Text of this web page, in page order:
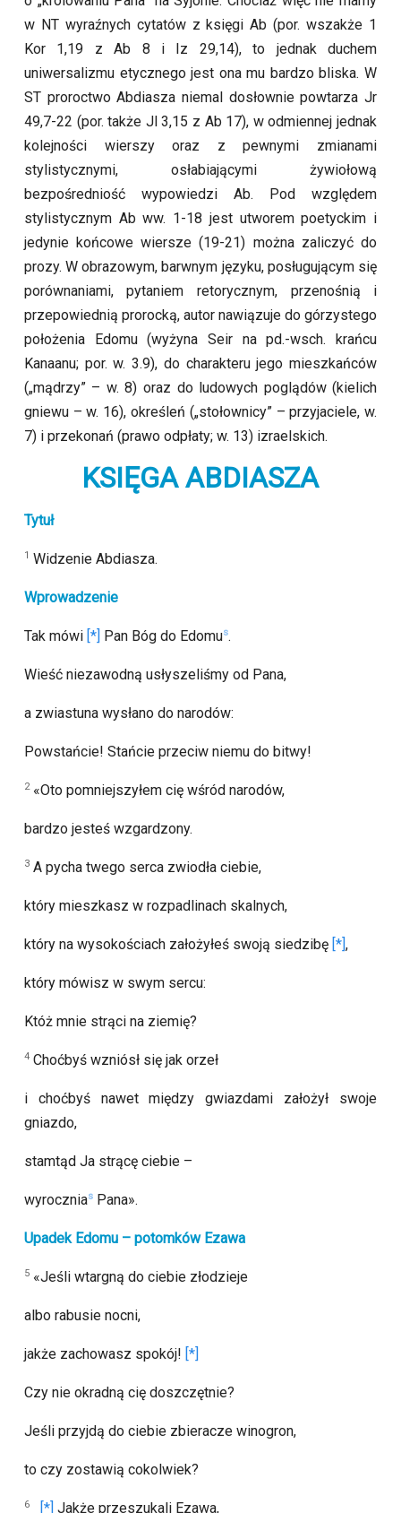
w NT wyraźnych cytatów z księgi Ab (por. wszakże 1
Kor 1,19 z Ab 8 i Iz 29,14), to jednak duchem
uniwersalizmu etycznego jest ona mu bardzo bliska. W
ST proroctwo Abdiasza niemal dosłownie powtarza Jr
49,7-22 (por. także Jl 3,15 z Ab 17), w odmiennej jednak
kolejności wierszy oraz z pewnymi zmianami
stylistycznymi, osłabiającymi żywiołową
bezpośredniość wypowiedzi Ab. Pod względem
stylistycznym Ab ww. 1-18 jest utworem poetyckim i
jedynie końcowe wiersze (19-21) można zaliczyć do
prozy. W obrazowym, barwnym języku, posługującym się
porównaniami, pytaniem retorycznym, przenośnią i
przepowiednią prorocką, autor nawiązuje do górzystego
położenia Edomu (wyżyna Seir na pd.-wsch. krańcu
Kanaanu; por. w. 3.9), do charakteru jego mieszkańców
(„mądrzy” – w. 8) oraz do ludowych poglądów (kielich
gniewu – w. 16), określeń („stołownicy” – przyjaciele, w.
7) i przekonań (prawo odpłaty; w. 13) izraelskich.
KSIĘGA ABDIASZA
Tytuł
1 Widzenie Abdiasza.
Wprowadzenie
Tak mówi Pan Bóg do Edomus.
Wieść niezawodną usłyszeliśmy od Pana,
a zwiastuna wysłano do narodów:
Powstańcie! Stańcie przeciw niemu do bitwy!
2«Oto pomniejszyłem cię wśród narodów,
bardzo jesteś wzgardzony.
3A pycha twego serca zwiodła ciebie,
który mieszkasz w rozpadlinach skalnych,
który na wysokościach założyłeś swoją siedzibę ,
który mówisz w swym sercu:
Któż mnie strąci na ziemię?
4Choćbyś wzniósł się jak orzeł
i choćbyś nawet między gwiazdami założył swoje
gniazdo,
stamtąd Ja strącę ciebie –
wyroczniasPana».
Upadek Edomu – potomków Ezawa
5«Jeśli wtargną do ciebie złodzieje
albo rabusie nocni,
jakże zachowasz spokój!
Czy nie okradną cię doszczętnie?
Jeśli przyjdą do ciebie zbieracze winogron,
to czy zostawią cokolwiek?
6 Jakże przeszukali Ezawa,